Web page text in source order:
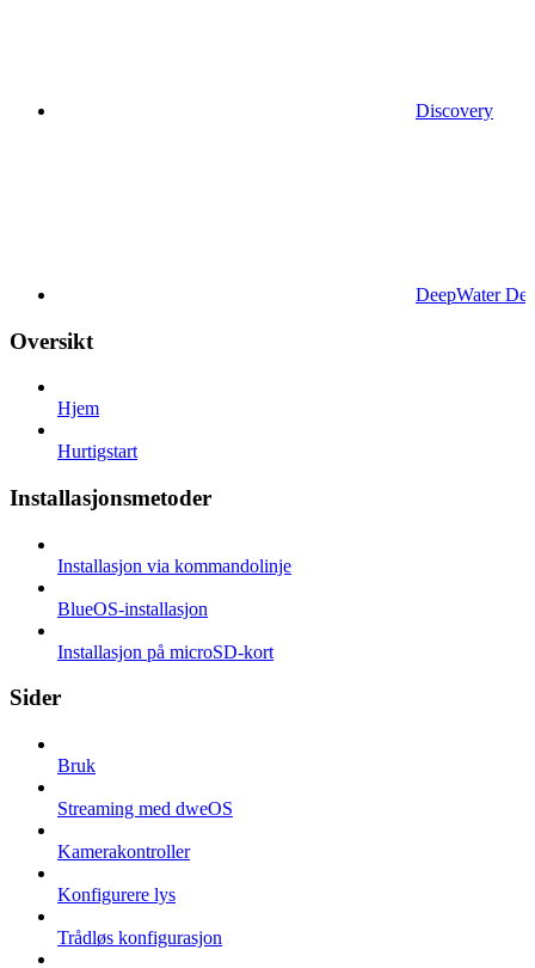
Discovery
DeepWater
Oversikt
Hjem
Hurtigstart
Installasjonsmetoder
Installasjon via kommandolinje
BlueOS-installasjon
Installasjon på microSD-kort
Sider
Bruk
Streaming med dweOS
Kamerakontroller
Konfigurere lys
Trådløs konfigurasjon